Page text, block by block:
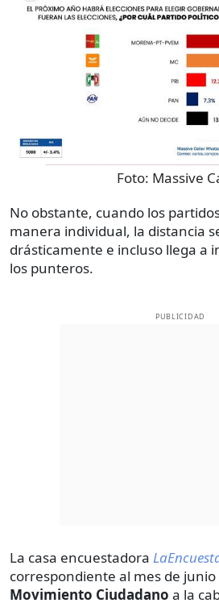
Foto: Massive
No obstante, cuando los
manera individual, la distancia
drásticamente e incluso llega a
los punteros.
PUBLICIDAD
La casa encuestadora
correspondiente al mes de
Movimiento Ciudadano a la